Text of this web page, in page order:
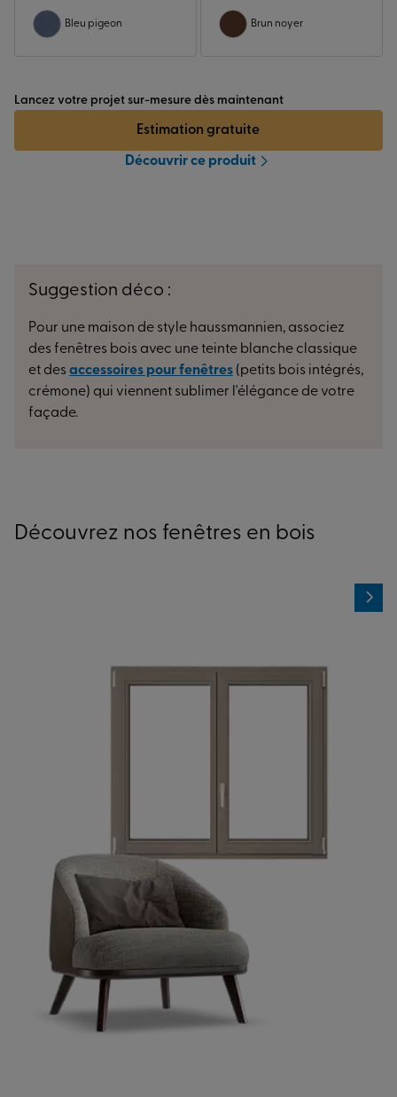
Bleu pigeon Brun noyer
Lancez votre projet sur-mesure dès maintenant
Estimation gratuite
Découvrir ce produit
Suggestion déco :
Pour une maison de style haussmannien, associez
des fenêtres bois avec une teinte blanche classique
et des accessoires pour fenêtres (petits bois intégrés,
crémone) qui viennent sublimer l'élégance de votre
façade.
Découvrez nos fenêtres en bois